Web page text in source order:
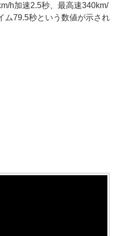
h加速2.5秒、最高速340km/
ム79.5秒という数値が示され